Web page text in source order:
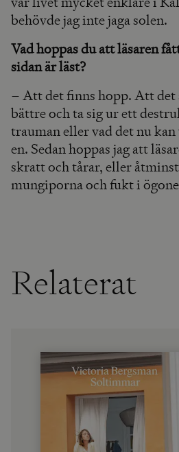
behövde jag inte jaga solen.
Vad hoppas du att läsaren
sidan är läst?
– Att det finns hopp. Att
bättre och ta sig ur ett
trauman eller vad det nu
en. Sedan hoppas jag att
skratt och tårar, eller
mungiporna och fukt i
Relaterat